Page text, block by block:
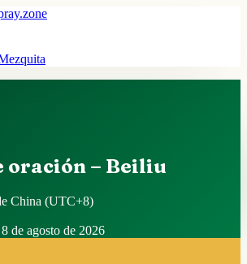
oración – Beiliu
China (UTC+8)
de agosto de 2026